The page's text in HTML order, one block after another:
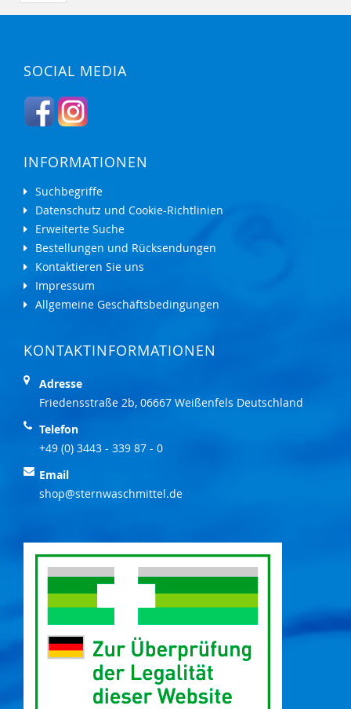
SOCIAL MEDIA
INFORMATIONEN
Suchbegriffe
Datenschutz und Cookie-Richtlinien
Erweiterte Suche
Bestellungen und Rücksendungen
Kontaktieren Sie uns
Impressum
Allgemeine Geschäftsbedingungen
KONTAKTINFORMATIONEN
Adresse
Friedensstraße 2b, 06667 Weißenfels Deutschland
Telefon
+49 (0) 3443 - 339 87 - 0
Email
shop@sternwaschmittel.de